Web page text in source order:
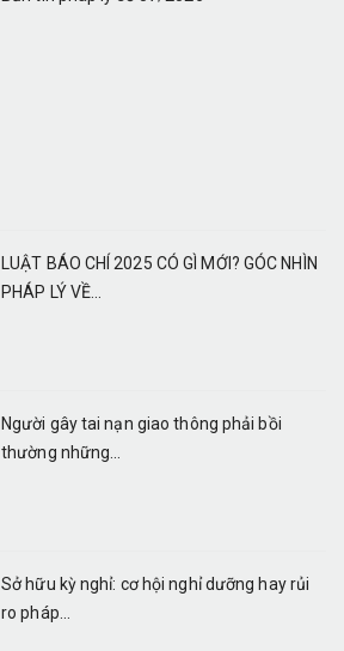
LUẬT BÁO CHÍ 2025 CÓ GÌ MỚI? GÓC NHÌN
PHÁP LÝ VỀ...
Người gây tai nạn giao thông phải bồi
thường những...
Sở hữu kỳ nghỉ: cơ hội nghỉ dưỡng hay rủi
ro pháp...